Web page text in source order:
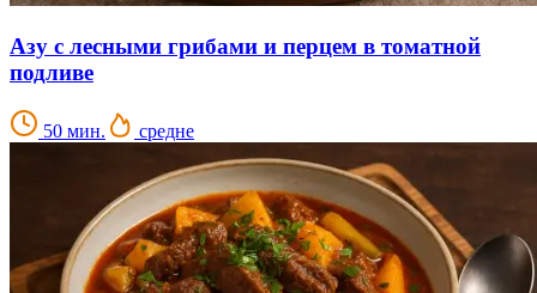
Азу с лесными грибами и перцем в томатной
подливе
50 мин. средне